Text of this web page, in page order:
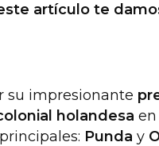
artículo te
su impresionante
holandesa
Punda y